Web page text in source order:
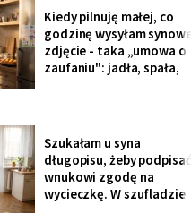
ogórkiem - nie umiałam
odmówić. Wieczorem
przyszła wiadomość:
„proszę traktować
zeszyt poważnie, inaczej
Kiedy pilnuję małej, co
godzinę wysyłam synowej
zdjęcie - taka „umowa o
zaufaniu": jadła, spała,
czternastej. Siedem
minut później dzwonił
telefon: „czemu nie ma
zdjęcia, coś się stało?!".
Babeczki
Szukałam u syna
długopisu, żeby podpisać
wnukowi zgodę na
wycieczkę. W szufladzie